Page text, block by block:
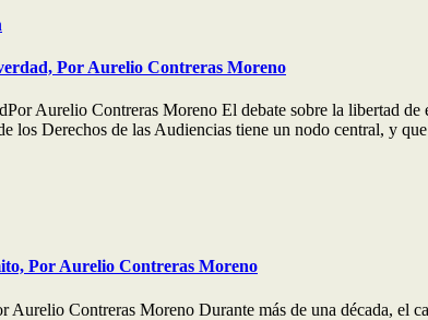
Por Aurelio Contreras Moreno
Aurelio Contreras Moreno El debate sobre la libertad
los Derechos de las Audiencias tiene un nodo central, y
Por Aurelio Contreras Moreno
Aurelio Contreras Moreno Durante más de una década, el